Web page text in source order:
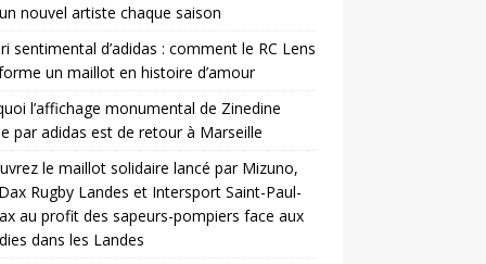
nouvel artiste chaque saison
sentimental d’adidas : comment le RC Lens
un maillot en histoire d’amour
l’affichage monumental de Zinedine
par adidas est de retour à Marseille
le maillot solidaire lancé par Mizuno,
Dax Rugby Landes et Intersport Saint-Paul-
au profit des sapeurs-pompiers face aux
dans les Landes